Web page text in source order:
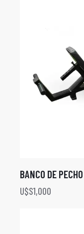
BANCO DE
U$S1,000